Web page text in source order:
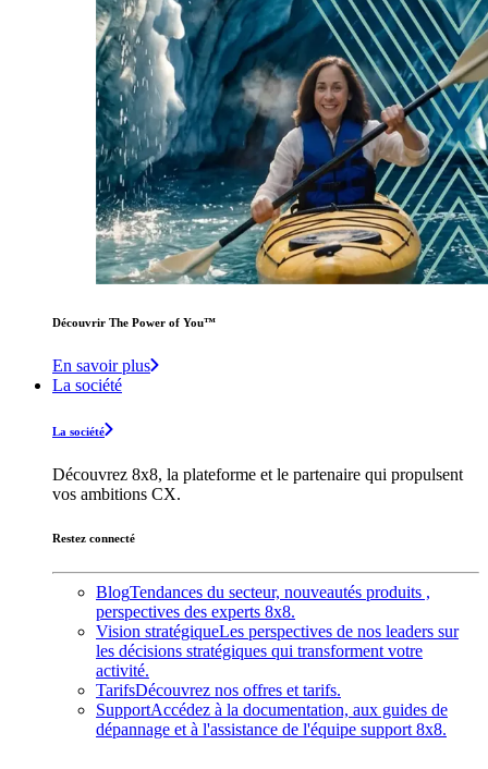
Découvrir The Power of You™️
En savoir plus
La société
La société
Découvrez 8x8, la plateforme et le partenaire qui propulsent
vos ambitions CX.
Restez connecté
BlogTendances du secteur, nouveautés produits ,
perspectives des experts 8x8.
Vision stratégiqueLes perspectives de nos leaders sur
les décisions stratégiques qui transforment votre
activité.
TarifsDécouvrez nos offres et tarifs.
SupportAccédez à la documentation, aux guides de
dépannage et à l'assistance de l'équipe support 8x8.